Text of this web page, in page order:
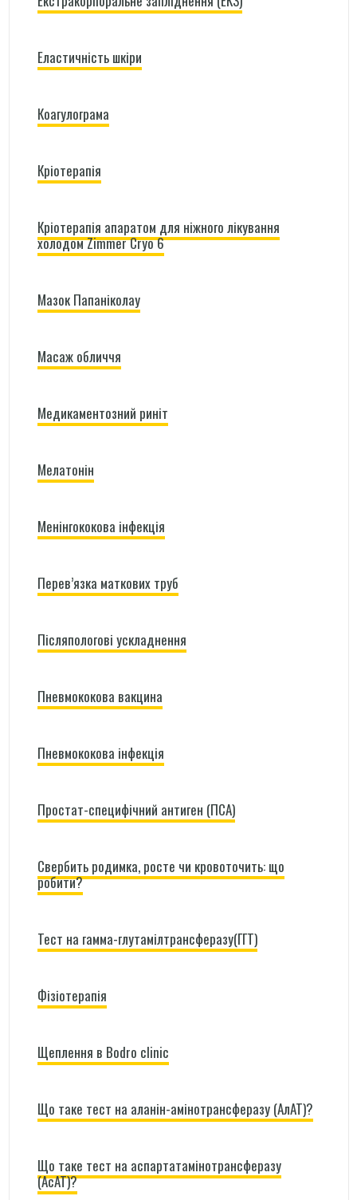
Еластичність шкіри
Коагулограма
Кріотерапія
Кріотерапія апаратом для ніжного лікування
холодом Zimmer Сryo 6
Мазок Папаніколау
Масаж обличчя
Медикаментозний риніт
Мелатонін
Менінгококова інфекція
Перев’язка маткових труб
Післяпологові ускладнення
Пневмококова вакцина
Пневмококова інфекція
Простат-специфічний антиген (ПСА)
Свербить родимка, росте чи кровоточить: що
робити?
Тест на гамма-глутамілтрансферазу(ГГТ)
Фізіотерапія
Щеплення в Bodro clinic
Що таке тест на аланін-амінотрансферазу (АлАТ)?
Що таке тест на аспартатамінотрансферазу
(АсАТ)?